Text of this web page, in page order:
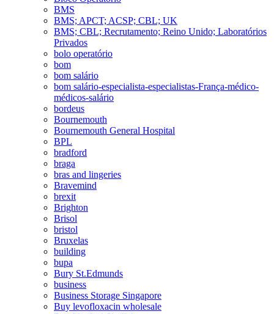
BMS
BMS; APCT; ACSP; CBL; UK
BMS; CBL; Recrutamento; Reino Unido; Laboratórios
Privados
bolo operatório
bom
bom salário
bom salário-especialista-especialistas-França-médico-
médicos-salário
bordeus
Bournemouth
Bournemouth General Hospital
BPL
bradford
braga
bras and lingeries
Bravemind
brexit
Brighton
Brisol
bristol
Bruxelas
building
bupa
Bury St.Edmunds
business
Business Storage Singapore
Buy levofloxacin wholesale